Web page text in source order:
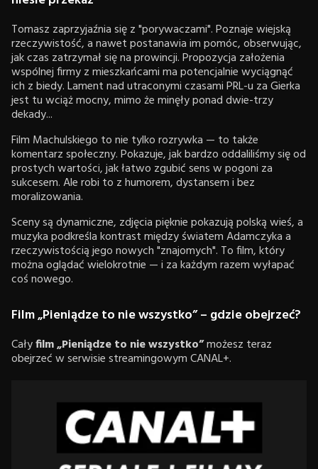
Tomasz zaprzyjaźnia się z "porywaczami". Poznaje wiejską
rzeczywistość, a nawet postanawia im pomóc, obserwując,
jak czas zatrzymał się na prowincji. Propozycja założenia
wspólnej firmy z mieszkańcami ma potencjalnie wyciągnąć
ich z biedy. Lament nad utraconymi czasami PRL-u za Gierka
jest tu wciąż mocny, mimo że minęły ponad dwie-trzy
dekady...
Film Machulskiego to nie tylko rozrywka — to także
komentarz społeczny. Pokazuje, jak bardzo oddaliliśmy się od
prostych wartości, jak łatwo zgubić sens w pogoni za
sukcesem. Ale robi to z humorem, dystansem i bez
moralizowania.
Sceny są dynamiczne, zdjęcia pięknie pokazują polską wieś, a
muzyka podkreśla kontrast między światem Adamczyka a
rzeczywistością jego nowych "znajomych". To film, który
można oglądać wielokrotnie — i za każdym razem wyłapać
coś nowego.
Film „Pieniądze to nie wszystko” – gdzie obejrzeć?
Całyfilm „Pieniądze to nie wszystko”możesz teraz
obejrzeć w serwisie streamingowym CANAL+.